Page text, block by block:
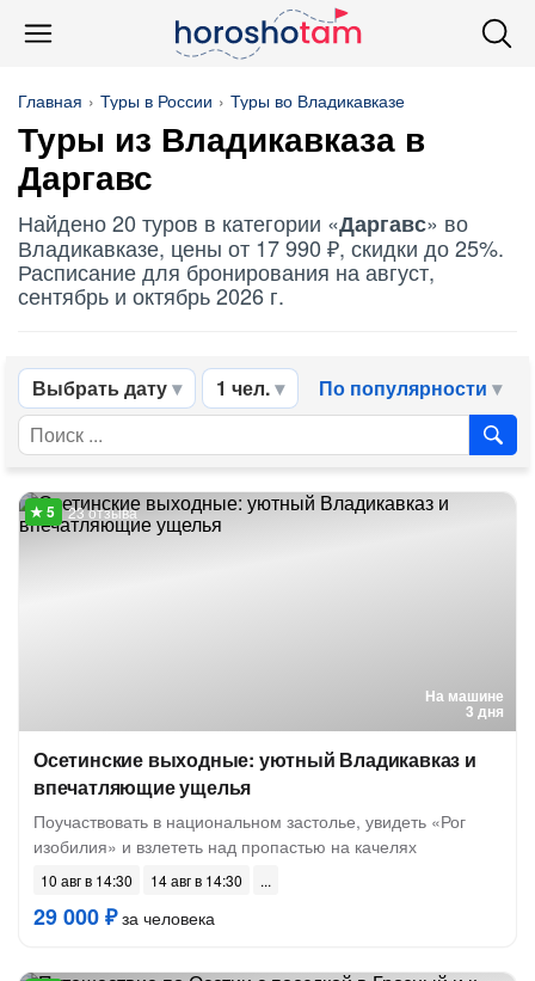
Главная Туры в России Туры во Владикавказе
Туры из Владикавказа в
Даргавс
Найдено 20 туров в категории «Даргавс» во
Владикавказе, цены от 17 990 ₽, скидки до 25%.
Расписание для бронирования на август,
сентябрь и октябрь 2026 г.
Выбрать дату 1 чел. По популярности
На машине
3 дня
23 отзыва
Осетинские выходные: уютный Владикавказ и
впечатляющие ущелья
Поучаствовать в национальном застолье, увидеть «Рог
изобилия» и взлететь над пропастью на качелях
10 авг в 14:30 14 авг в 14:30
29 000 ₽за человека